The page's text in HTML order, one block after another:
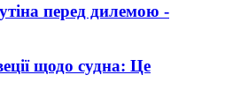
перед дилемою -
щодо судна: Це